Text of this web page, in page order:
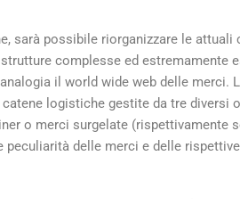
sarà possibile riorganizzare le
complesse ed estremamente
il world wide web delle merci.
logistiche gestite da tre diversi
o merci surgelate (rispettivamente
delle merci e delle